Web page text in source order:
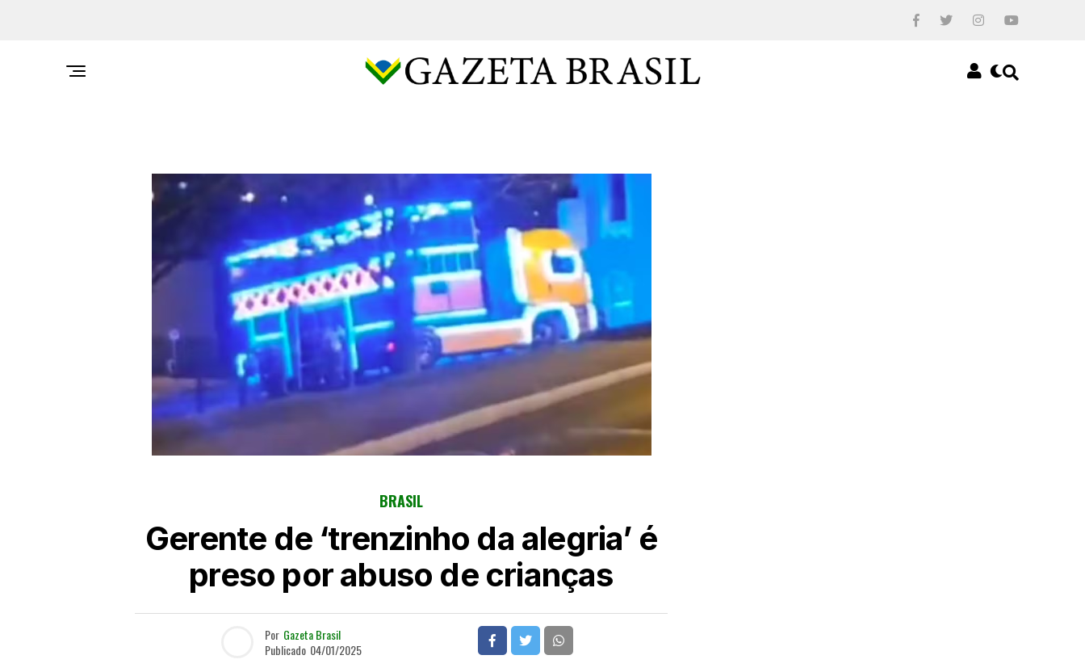
BRASIL
Gerente de ‘trenzinho da alegria’ é
preso por abuso de crianças
Por Gazeta Brasil
Publicado 04/01/2025